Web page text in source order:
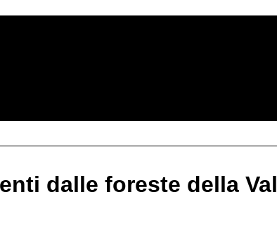
dalle foreste della Val